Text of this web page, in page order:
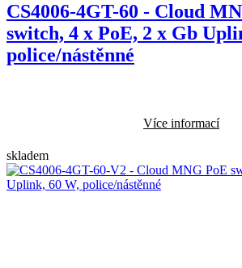
CS4006-4GT-60 - Cloud
switch, 4 x PoE, 2 x Gb
police/nástěnné
Více informací
skladem